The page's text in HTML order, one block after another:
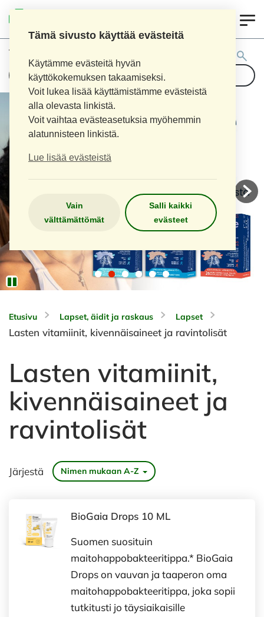
Tämä sivusto käyttää evästeitä
Käytämme evästeitä hyvän
käyttökokemuksen takaamiseksi.
Voit lukea lisää käyttämistämme evästeistä
alla olevasta linkistä.
Voit vaihtaa evästeasetuksia myöhemmin
alatunnisteen linkistä.
Lue lisää evästeistä
Vain
välttämättömät
Salli kaikki
evästeet
Tuotehaku:
Etusivu Lapset, äidit ja raskaus Lapset
Lasten vitamiinit, kivennäisaineet ja ravintolisät
Lasten vitamiinit,
kivennäisaineet ja
ravintolisät
Järjestä Nimen mukaan A-Z
BioGaia Drops 10 ML
Suomen suosituin
maitohappobakteeritippa.* BioGaia
Drops on vauvan ja taaperon oma
maitohappobakteeritippa, joka sopii
tutkitusti jo täysiaikaisille